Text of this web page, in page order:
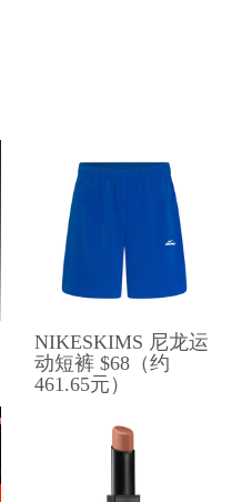
NIKESKIMS 尼龙运
动短裤 $68（约
461.65元）